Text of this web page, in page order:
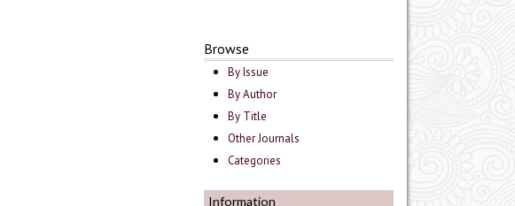
Browse
By Issue
By Author
By Title
Other Journals
Categories
Information